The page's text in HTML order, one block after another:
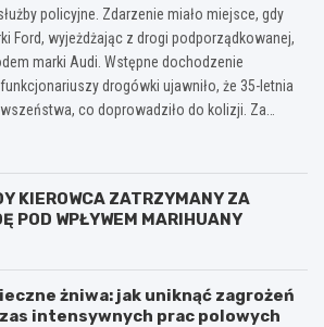
policyjne. Zdarzenie miało miejsce, gdy
Ford, wyjeżdżając z drogi podporządkowanej,
marki Audi. Wstępne dochodzenie
drogówki ujawniło, że 35-letnia
co doprowadziło do kolizji. Za…
KIEROWCA ZATRZYMANY ZA
POD WPŁYWEM MARIHUANY
żniwa: jak uniknąć zagrożeń
intensywnych prac polowych